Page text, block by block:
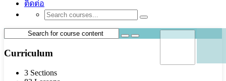
ติดต่อ
Curriculum
3 Sections